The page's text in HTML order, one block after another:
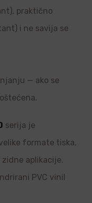
praktično
i ne savija se
— ako se
serija je
formate tiska,
aplikacije.
PVC vinil